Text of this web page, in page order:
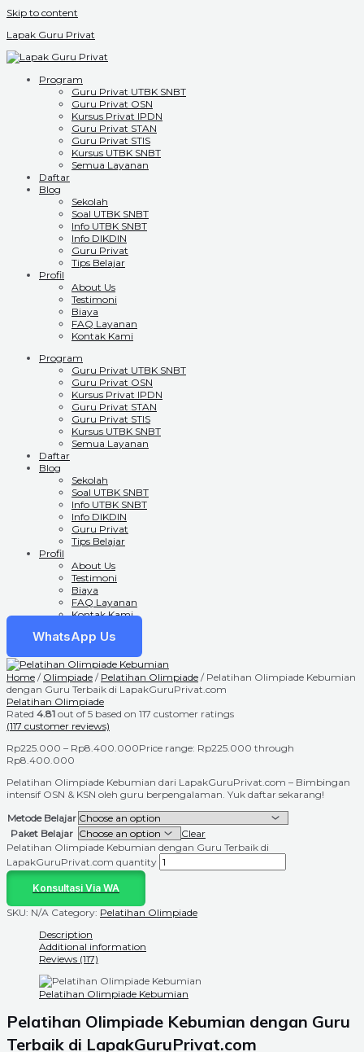
Skip to content
Lapak Guru Privat
Program
Guru Privat UTBK SNBT
Guru Privat OSN
Kursus Privat IPDN
Guru Privat STAN
Guru Privat STIS
Kursus UTBK SNBT
Semua Layanan
Daftar
Blog
Sekolah
Soal UTBK SNBT
Info UTBK SNBT
Info DIKDIN
Guru Privat
Tips Belajar
Profil
About Us
Testimoni
Biaya
FAQ Layanan
Kontak Kami
Program
Guru Privat UTBK SNBT
Guru Privat OSN
Kursus Privat IPDN
Guru Privat STAN
Guru Privat STIS
Kursus UTBK SNBT
Semua Layanan
Daftar
Blog
Sekolah
Soal UTBK SNBT
Info UTBK SNBT
Info DIKDIN
Guru Privat
Tips Belajar
Profil
About Us
Testimoni
Biaya
FAQ Layanan
Kontak Kami
WhatsApp Us
Home / Olimpiade / Pelatihan Olimpiade / Pelatihan Olimpiade Kebumian
dengan Guru Terbaik di LapakGuruPrivat.com
Pelatihan Olimpiade
Rated 4.81 out of 5 based on 117 customer ratings
(117 customer reviews)
Rp225.000 – Rp8.400.000Price range: Rp225.000 through
Rp8.400.000
Pelatihan Olimpiade Kebumian dari LapakGuruPrivat.com – Bimbingan
intensif OSN & KSN oleh guru berpengalaman. Yuk daftar sekarang!
Metode Belajar
Paket Belajar
Clear
Pelatihan Olimpiade Kebumian dengan Guru Terbaik di
LapakGuruPrivat.com quantity
Konsultasi Via WA
SKU: N/A Category: Pelatihan Olimpiade
Description
Additional information
Reviews (117)
Pelatihan Olimpiade Kebumian
Pelatihan Olimpiade Kebumian dengan Guru
Terbaik di LapakGuruPrivat.com